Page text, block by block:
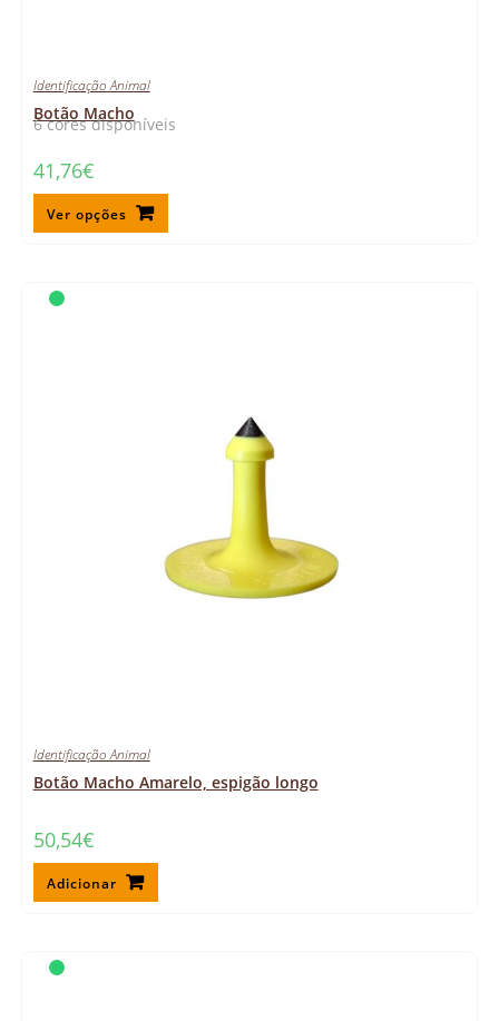
6 cores disponíveis
Identificação Animal
Botão Macho
41,76€
Ver opções
Identificação Animal
Botão Macho Amarelo, espigão longo
50,54€
Adicionar